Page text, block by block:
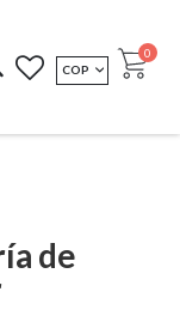
REDIMIR CÓDIGO
MONEDA
COP Cart
0
de